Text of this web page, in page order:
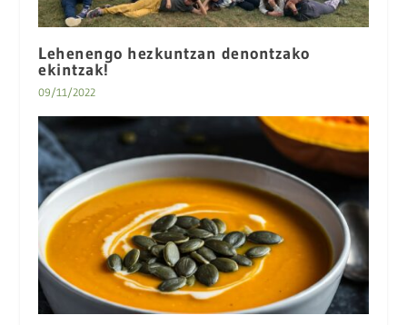
Lehenengo hezkuntzan denontzako
ekintzak!
09/11/2022